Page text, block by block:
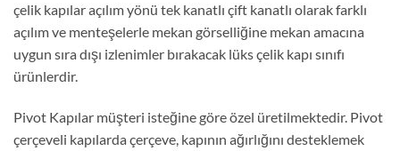
çelik kapılar açılım yönü tek kanatlı çift kanatlı olarak farklı
açılım ve menteşelerle mekan görselliğine mekan amacına
uygun sıra dışı izlenimler bırakacak lüks çelik kapı sınıfı
ürünlerdir.
Pivot Kapılar müşteri isteğine göre özel üretilmektedir. Pivot
çerçeveli kapılarda çerçeve, kapının ağırlığını desteklemek